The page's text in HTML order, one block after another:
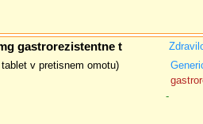
gastrorezistentne t
v pretisnem omotu)
-